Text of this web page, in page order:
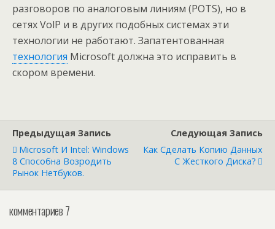
разговоров по аналоговым линиям (POTS), но в
сетях VolP и в других подобных системах эти
технологии не работают. Запатентованная
технология Microsoft должна это исправить в
скором времени.
Предыдущая Запись
Microsoft И Intel: Windows
8 Способна Возродить
Рынок Нетбуков.
Следующая Запись
Как Сделать Копию Данных
С Жесткого Диска?
комментариев 7